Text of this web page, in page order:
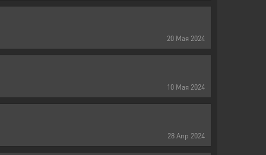
20 Мая 2024
10 Мая 2024
28 Апр 2024